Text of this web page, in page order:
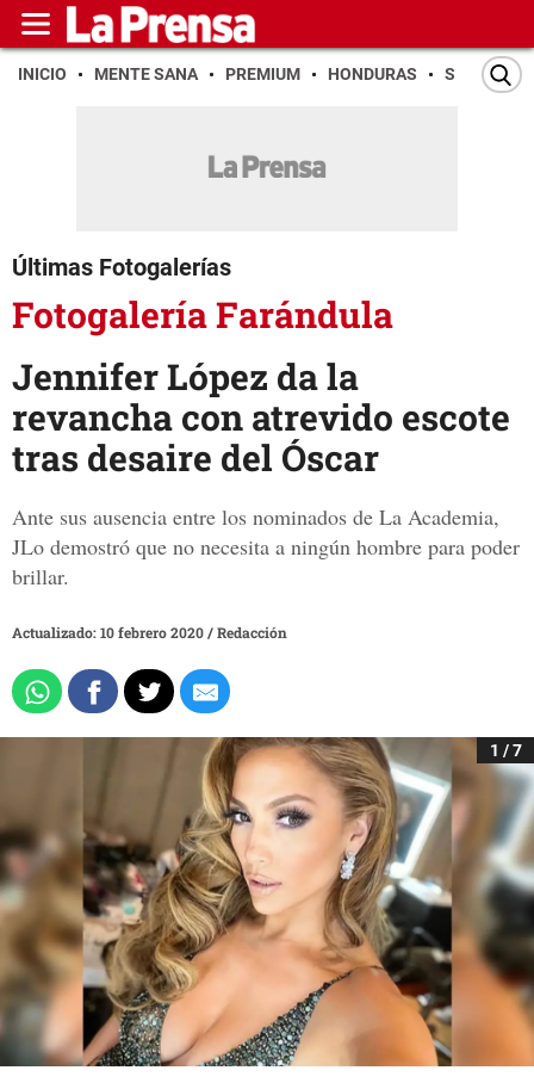
INICIO MENTE SANA PREMIUM HONDURAS SAN PEDRO
Últimas Fotogalerías
Fotogalería Farándula
Jennifer López da la
revancha con atrevido escote
tras desaire del Óscar
Ante sus ausencia entre los nominados de La Academia,
JLo demostró que no necesita a ningún hombre para poder
brillar.
Actualizado: 10 febrero 2020/Redacción
1 / 7